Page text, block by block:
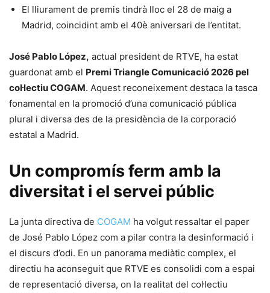
El lliurament de premis tindrà lloc el 28 de maig a
Madrid, coincidint amb el 40è aniversari de l’entitat.
José Pablo López, actual president de RTVE, ha estat
guardonat amb el Premi Triangle Comunicació 2026 pel
col·lectiu COGAM. Aquest reconeixement destaca la tasca
fonamental en la promoció d’una comunicació pública
plural i diversa des de la presidència de la corporació
estatal a Madrid.
Un compromís ferm amb la
diversitat i el servei públic
La junta directiva de COGAM ha volgut ressaltar el paper
de José Pablo López com a pilar contra la desinformació i
el discurs d’odi. En un panorama mediàtic complex, el
directiu ha aconseguit que RTVE es consolidi com a espai
de representació diversa, on la realitat del col·lectiu